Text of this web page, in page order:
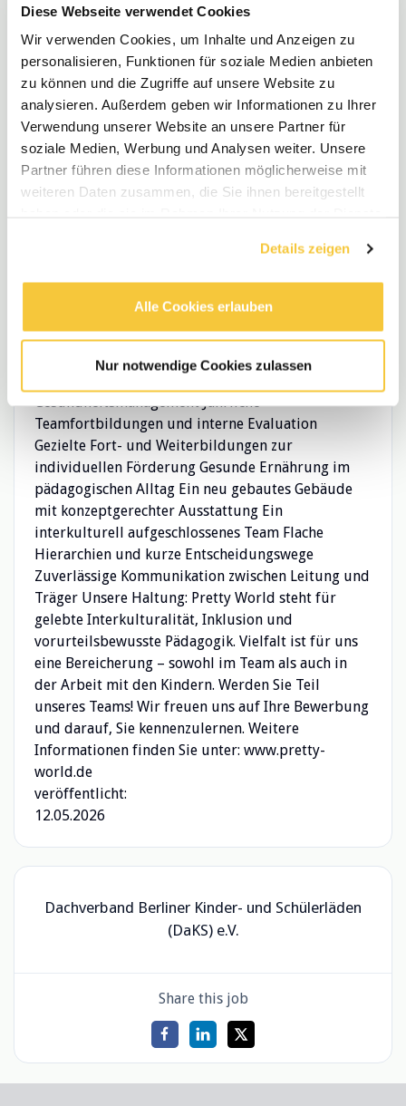
Diese Webseite verwendet Cookies
Wir verwenden Cookies, um Inhalte und Anzeigen zu
personalisieren, Funktionen für soziale Medien anbieten
zu können und die Zugriffe auf unsere Website zu
analysieren. Außerdem geben wir Informationen zu Ihrer
Verwendung unserer Website an unsere Partner für
soziale Medien, Werbung und Analysen weiter. Unsere
Partner führen diese Informationen möglicherweise mit
weiteren Daten zusammen, die Sie ihnen bereitgestellt
Details zeigen
Alle Cookies erlauben
Nur notwendige Cookies zulassen
Kita voranzubringen.
Bringen Sie Ihre Ideen ein – gemeinsam schaffen
wir ein inspirierendes und kreatives Umfeld für
die Kinder. Unser pädagogischer Ansatz: Wir
arbeiten nach dem Situationsansatz und legen
besonderen Wert auf psychomotorische,
nachhaltige und naturpädagogische Elemente.
Unsere Räume sind entwicklungsfördernd
Kinder ab 3 Jahren zum spielerischen Gärtnern ein,
bieten: Vergütung nach internem Pretty World
Haustarif (angelehnt an den Berliner Tarifvertrag)
30 Urlaubstage bei einer 5-Tage-Woche
Gesundheitsmanagement Jährliche
Teamfortbildungen und interne Evaluation
Gezielte Fort- und Weiterbildungen zur
individuellen Förderung Gesunde Ernährung im
pädagogischen Alltag Ein neu gebautes Gebäude
mit konzeptgerechter Ausstattung Ein
interkulturell aufgeschlossenes Team Flache
Hierarchien und kurze Entscheidungswege
Zuverlässige Kommunikation zwischen Leitung und
Träger Unsere Haltung: Pretty World steht für
gelebte Interkulturalität, Inklusion und
vorurteilsbewusste Pädagogik. Vielfalt ist für uns
eine Bereicherung – sowohl im Team als auch in
der Arbeit mit den Kindern. Werden Sie Teil
unseres Teams! Wir freuen uns auf Ihre Bewerbung
und darauf, Sie kennenzulernen. Weitere
Informationen finden Sie unter: www.pretty-
world.de
veröffentlicht:
12.05.2026
Dachverband Berliner Kinder- und Schülerläden
(DaKS) e.V.
Share this job